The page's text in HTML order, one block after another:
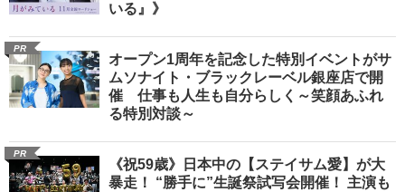
いる』》
PR
オープン1周年を記念した特別イベントがサ
ムソナイト・ブラックレーベル銀座店で開
催 仕事も人生も自分らしく～笑顔あふれ
る特別対談～
PR
《祝59歳》日本中の【ステイサム愛】が大
暴走！ “勝手に”生誕祭試写会開催！ 主演も